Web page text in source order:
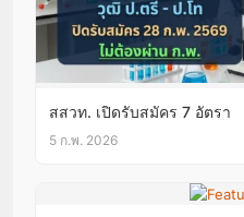
สสวท. เปิดรับสมัคร 7 อัตรา
5 ก.พ. 2026